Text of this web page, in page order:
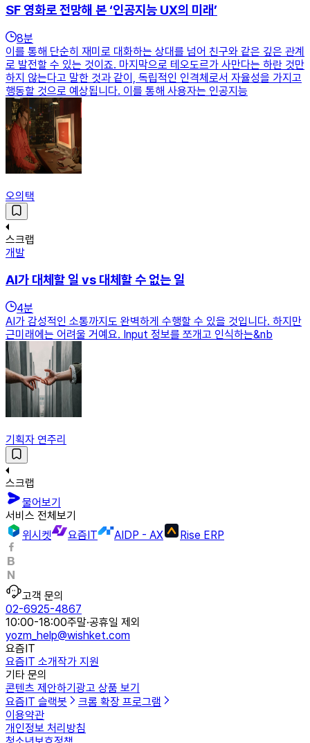
SF 영화로 전망해 본 ‘인공지능 UX의 미래’
8분
이를 통해 단순히 재미로 대화하는 상대를 넘어 친구와 같은 깊은 관계
로 발전할 수 있는 것이죠. 마지막으로 테오도르가 사만다는 하란 것만
하지 않는다고 말한 것과 같이, 독립적인 인격체로서 자율성을 가지고
행동할 것으로 예상됩니다. 이를 통해 사용자는 인공지능
오의택
스크랩
개발
AI가 대체할 일 vs 대체할 수 없는 일
4분
AI가 감성적인 소통까지도 완벽하게 수행할 수 있을 것입니다. 하지만
근미래에는 어려울 거예요. Input 정보를 쪼개고 인식하는&nb
기획자 연주리
스크랩
물어보기
서비스 전체보기
위시켓
요즘IT AIDP - AX Rise ERP
고객 문의
02-6925-4867
10:00-18:00주말·공휴일 제외
yozm_help@wishket.com
요즘IT
요즘IT 소개작가 지원
기타 문의
콘텐츠 제안하기 광고 상품 보기
요즘IT 슬랙봇
크롬 확장 프로그램
이용약관
개인정보 처리방침